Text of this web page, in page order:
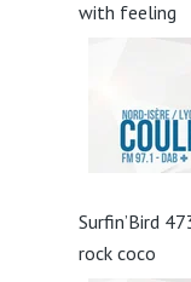
with feeling
Surfin’Bird
rock coco